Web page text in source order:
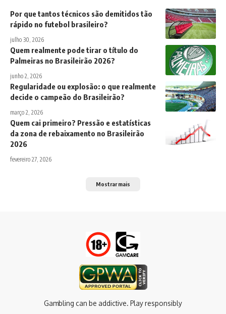
Por que tantos técnicos são demitidos tão
rápido no futebol brasileiro?
julho 30, 2026
Quem realmente pode tirar o título do
Palmeiras no Brasileirão 2026?
junho 2, 2026
Regularidade ou explosão: o que realmente
decide o campeão do Brasileirão?
março 2, 2026
Quem cai primeiro? Pressão e estatísticas
da zona de rebaixamento no Brasileirão
2026
fevereiro 27, 2026
Mostrar mais
Gambling can be addictive. Play responsibly